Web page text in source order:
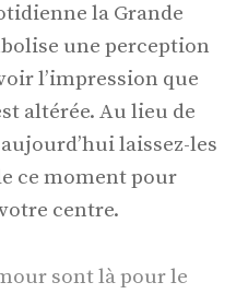
la Grande
une perception
l’impression que
altérée. Au lieu de
laissez-les
ce moment pour
centre.
sont là pour le